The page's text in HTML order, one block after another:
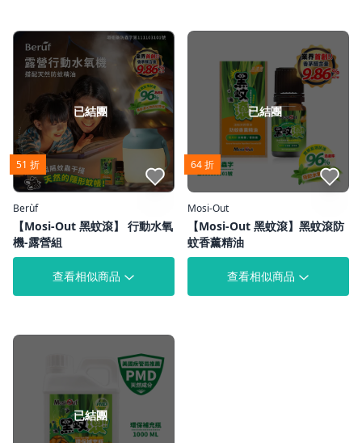
51 折
已結團
點我收藏
Berùf
【Mosi-Out 黑蚊滾】 行動水氧
機-露營組
查看相似商品
64 折
已結團
點我收藏
Mosi-Out
【Mosi-Out 黑蚊滾】黑蚊滾防
蚊香薰精油
查看相似商品
已結團